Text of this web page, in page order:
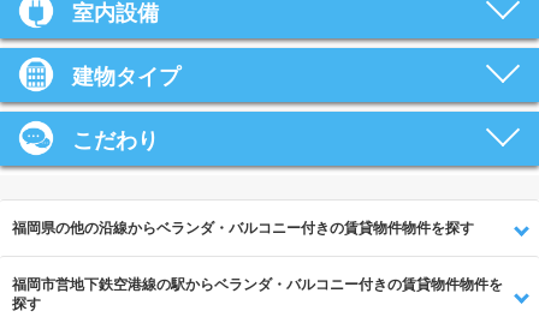
室内設備
建物タイプ
こだわり
福岡県の他の沿線からベランダ・バルコニー付きの賃貸物件物件を探す
福岡市営地下鉄空港線の駅からベランダ・バルコニー付きの賃貸物件物件を
探す